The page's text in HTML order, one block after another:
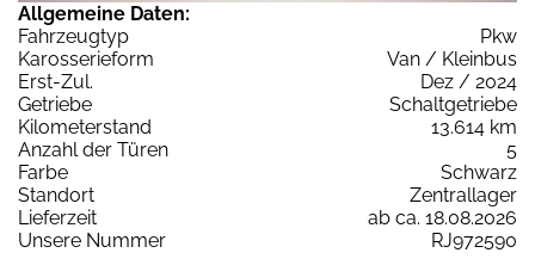
Allgemeine Daten:
Fahrzeugtyp
Pkw
Karosserieform
Van / Kleinbus
Erst-Zul.
Dez / 2024
Getriebe
Schaltgetriebe
Kilometerstand
13.614 km
Anzahl der Türen
5
Farbe
Schwarz
Standort
Zentrallager
Lieferzeit
ab ca. 18.08.2026
Unsere Nummer
RJ972590